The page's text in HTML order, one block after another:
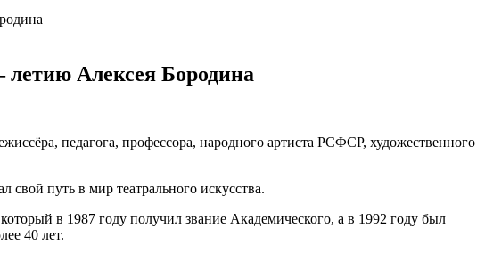
Алексея Бородина
педагога, профессора, народного артиста РСФСР, художественного
путь в мир театрального искусства.
в 1987 году получил звание Академического, а в 1992 году был
40 лет.